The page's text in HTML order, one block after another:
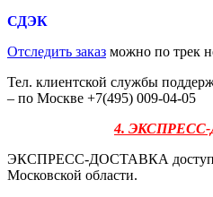
СДЭК
Отследить заказ можно по трек
Тел. клиентской службы
– по Москве +7(495) 009-04-05
4.
ЭКСПРЕСС-ДОСТАВКА
Московской области.